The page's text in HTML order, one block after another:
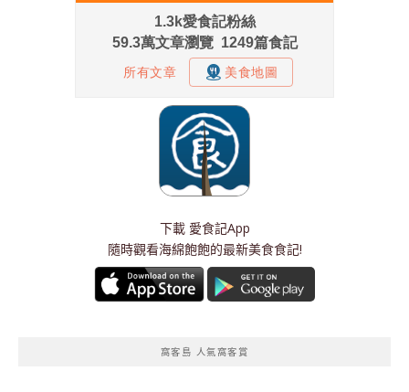
下載 愛食記App
隨時觀看海綿飽飽的最新美食食記!
窩客島 人氣窩客賞